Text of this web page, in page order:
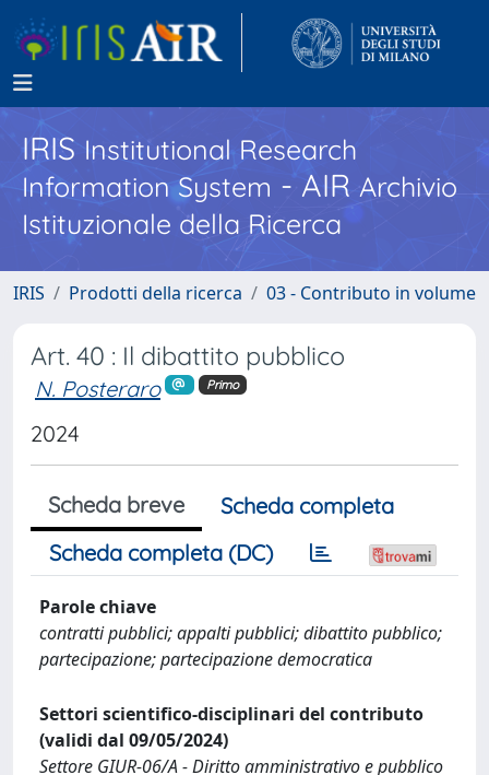
IRISInstitutional Research
Information System - AIR Archivio
Istituzionale della Ricerca
IRIS Prodotti della ricerca 03 - Contributo in volume
Art. 40 : Il dibattito pubblico
N. Posteraro Primo
2024
Scheda breve
Scheda completa
Scheda completa (DC)
Parole chiave
contratti pubblici; appalti pubblici; dibattito pubblico;
partecipazione; partecipazione democratica
Settori scientifico-disciplinari del contributo
(validi dal 09/05/2024)
Settore GIUR-06/A - Diritto amministrativo e pubblico